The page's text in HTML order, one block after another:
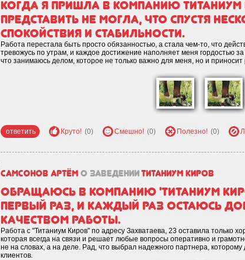
Когда я пришла в компанию Титаниум
представить не могла, что спустя
спокойствия и стабильности.
Работа перестала быть просто обязанностью, а стала чем-то, что
тревожусь по утрам, и каждое достижение наполняет меня гордостью
что занимаюсь делом, которое не только важно для меня, но и приносит
ответить Круто! (0) Смешно! (0) Полезно! (0)
Самсонов Артём о заведенииТитаниум Киров
Обращаюсь в компанию 'Титаниум
первый раз, и каждый раз остаюсь
качеством работы.
Работа с "Титаниум Киров" по адресу Захватаева, 23 оставила только
которая всегда на связи и решает любые вопросы оперативно и
не на словах, а на деле. Рад, что выбрал надежного партнера,
клиентов.